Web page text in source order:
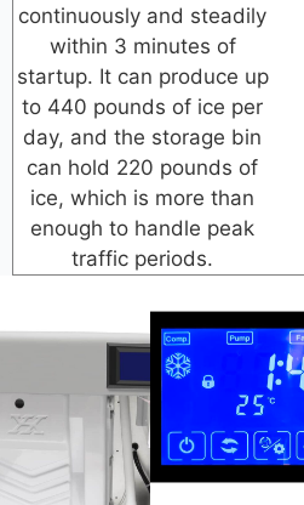
continuously and steadily
within 3 minutes of
startup. It can produce up
to 440 pounds of ice per
day, and the storage bin
can hold 220 pounds of
ice, which is more than
enough to handle peak
traffic periods.